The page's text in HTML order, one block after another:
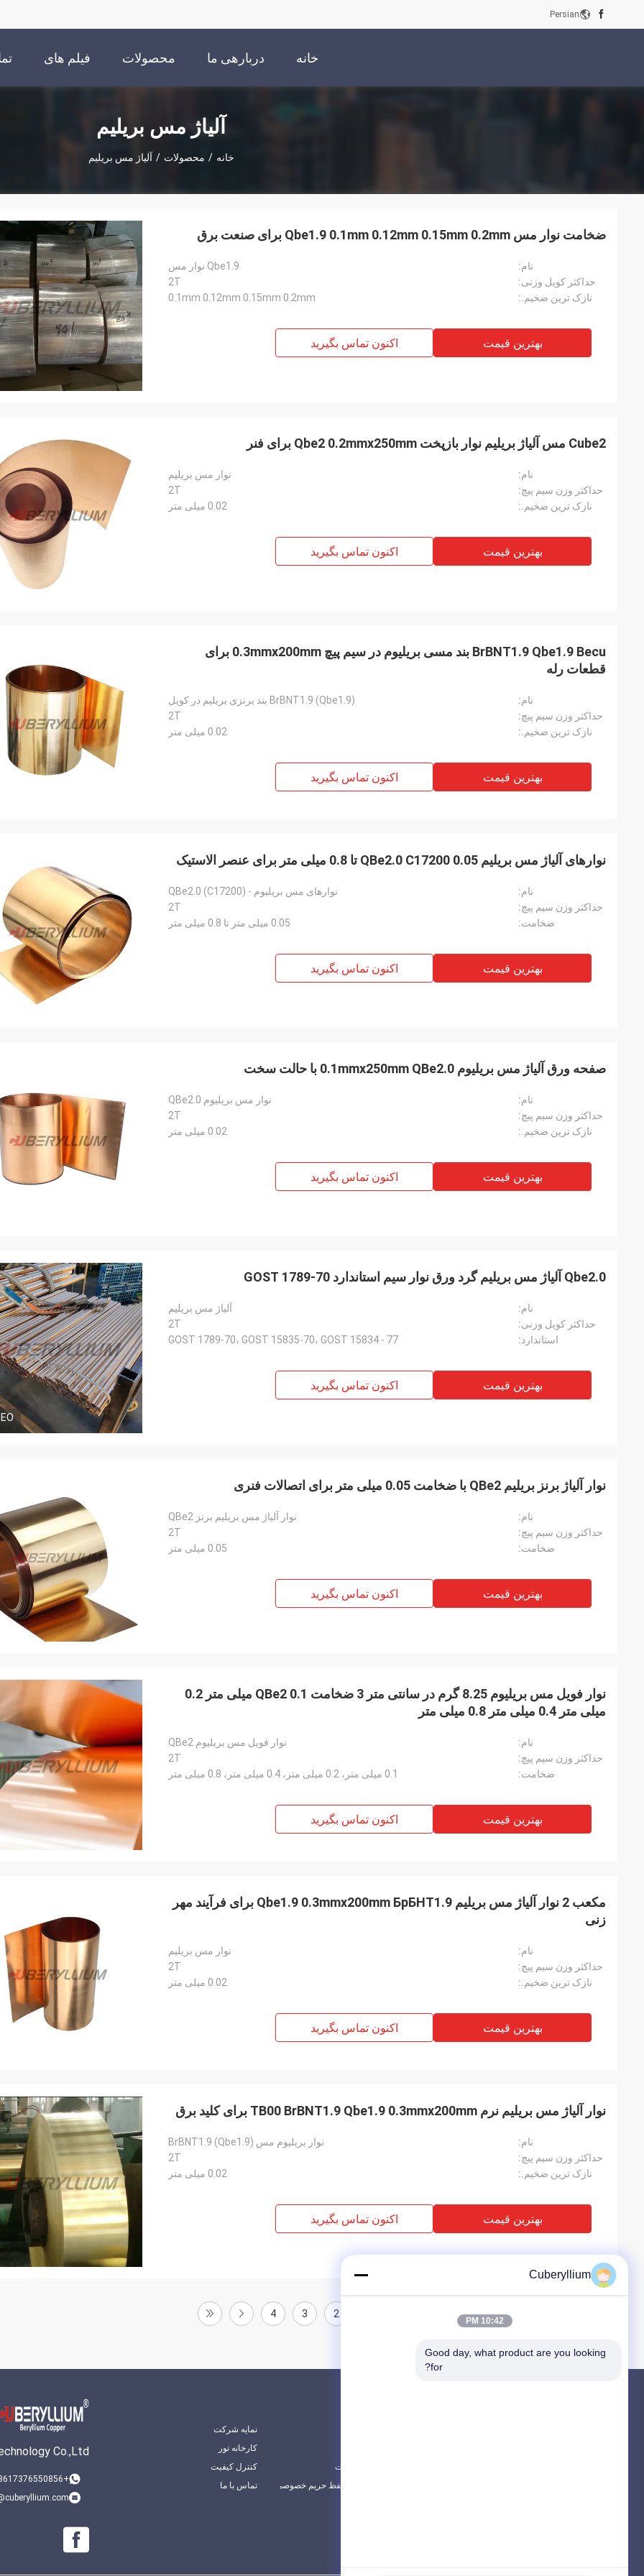
Persian
خانه دربارهی ما محصولات فیلم های
آلیاژ مس بریلیم
خانه / محصولات / آلیاژ مس بریلیم
ضخامت نوار مس Qbe1.9 0.1mm 0.12mm 0.15mm 0.2mm برای صنعت برق
نام:
Qbe1.9 نوار مس
حداکثر کویل وزنی:
2T
نازک ترین ضخیم.:
0.1mm 0.12mm 0.15mm 0.2mm
بهترین قیمت اکنون تماس بگیرید
Cube2 مس آلیاژ بریلیم نوار بازپخت Qbe2 0.2mmx250mm برای فنر
نام:
نوار مس بریلیم
حداکثر وزن سیم پیچ:
2T
نازک ترین ضخیم.:
0.02 میلی متر
بهترین قیمت اکنون تماس بگیرید
BrBNT1.9 Qbe1.9 Becu بند مسی بریلیوم در سیم پیچ 0.3mmx200mm برای
قطعات رله
نام:
BrBNT1.9 (Qbe1.9) بند برنزی بریلیم در کویل
حداکثر وزن سیم پیچ:
2T
نازک ترین ضخیم.:
0.02 میلی متر
بهترین قیمت اکنون تماس بگیرید
نوارهای آلیاژ مس بریلیم QBe2.0 C17200 0.05 تا 0.8 میلی متر برای عنصر الاستیک
نام:
نوارهای مس بریلیوم - QBe2.0 (C17200)
حداکثر وزن سیم پیچ:
2T
ضخامت:
0.05 میلی متر تا 0.8 میلی متر
بهترین قیمت اکنون تماس بگیرید
صفحه ورق آلیاژ مس بریلیوم 0.1mmx250mm QBe2.0 با حالت سخت
نام:
نوار مس بریلیوم QBe2.0
حداکثر وزن سیم پیچ:
2T
نازک ترین ضخیم.:
0.02 میلی متر
بهترین قیمت اکنون تماس بگیرید
Qbe2.0 آلیاژ مس بریلیم گرد ورق نوار سیم استاندارد GOST 1789-70
نام:
آلیاژ مس بریلیم
حداکثر کویل وزنی:
2T
استاندارد:
GOST 1789-70، GOST 15835-70، GOST 15834 - 77
بهترین قیمت اکنون تماس بگیرید
نوار آلیاژ برنز بریلیم QBe2 با ضخامت 0.05 میلی متر برای اتصالات فنری
نام:
نوار آلیاژ مس بریلیم برنز QBe2
حداکثر وزن سیم پیچ:
2T
ضخامت:
0.05 میلی متر
بهترین قیمت اکنون تماس بگیرید
نوار فویل مس بریلیوم 8.25 گرم در سانتی متر 3 ضخامت QBe2 0.1 میلی متر 0.2
میلی متر 0.4 میلی متر 0.8 میلی متر
نام:
نوار فویل مس بریلیوم QBe2
حداکثر وزن سیم پیچ:
2T
ضخامت:
0.1 میلی متر، 0.2 میلی متر، 0.4 میلی متر، 0.8 میلی متر
بهترین قیمت اکنون تماس بگیرید
مکعب 2 نوار آلیاژ مس بریلیم Qbe1.9 0.3mmx200mm БрБНТ1.9 برای فرآیند مهر
زنی
نام:
نوار مس بریلیم
حداکثر وزن سیم پیچ:
2T
نازک ترین ضخیم.:
0.02 میلی متر
بهترین قیمت اکنون تماس بگیرید
نوار آلیاژ مس بریلیم نرم TB00 BrBNT1.9 Qbe1.9 0.3mmx200mm برای کلید برق
نام:
نوار بریلیوم مس BrBNT1.9 (Qbe1.9)
حداکثر وزن سیم پیچ:
2T
نازک ترین ضخیم.:
0.02 میلی متر
بهترین قیمت اکنون تماس بگیرید
2
3
4
Co.,Ltd.
+8617376550856
نمایه شرکت
کارخانه تور
کنترل کیفیت
تماس با ما
نقشه سایت
سیاست حفظ حریم خصوصی
Cuberyllium
10:42 PM
Good day, what product are you looking
for?